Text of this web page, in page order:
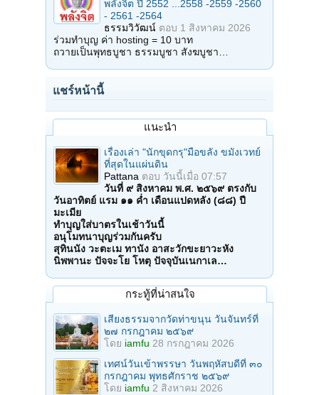
พลังจิต ปี 2552 ...2558 -2559 -2560
- 2561 -2564
ธรรมวิวัฒน์ ตอบ 1 สิงหาคม 2026
ร่วมทำบุญ ค่า hosting = 10 บาท
ถวายเป็นพุทธบูชา ธรรมบูชา สังฆบูชา…
แชร์หน้านี้
แนะนำ
เรื่องเล่า "นักขุดกรุ"มือขลัง ขมังเวทย์
ที่สุดในแผ่นดิน
Pattana ตอบ วันนี้เมื่อ 07:57
วันที่ ๙ สิงหาคม พ.ศ. ๒๕๖๙ ตรงกับ
วันอาทิตย์ แรม ๑๑ ค่ำ เดือนแปดหลัง (๘๘) ปี
มะเมีย
ทำบุญใส่บาตรในเช้าวันนี้
อนุโมทนาบุญร่วมกันครับ
สุทินนัง วะตะเม ทานัง อาสะวักขะยาวะหัง
นิพพานะ ปัจจะโย โหตุ ปัจจุบันเนกาเล…
กระทู้ที่น่าสนใจ
เสียงธรรมจากวัดท่าขนุน วันจันทร์ที่
๒๗ กรกฎาคม ๒๕๖๙
โดย iamfu 28 กรกฎาคม 2026
เทศน์วันเข้าพรรษา วันพฤหัสบดีที่ ๓๐
กรกฎาคม พุทธศักราช ๒๕๖๙
โดย iamfu 2 สิงหาคม 2026